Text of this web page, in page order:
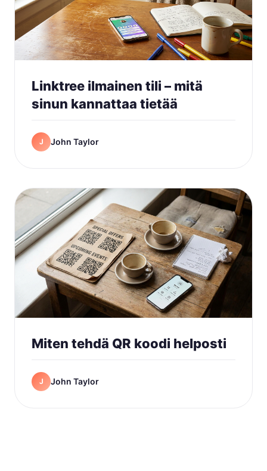
Linktree ilmainen tili – mitä
sinun kannattaa tietää
J John Taylor
Miten tehdä QR koodi helposti
J John Taylor